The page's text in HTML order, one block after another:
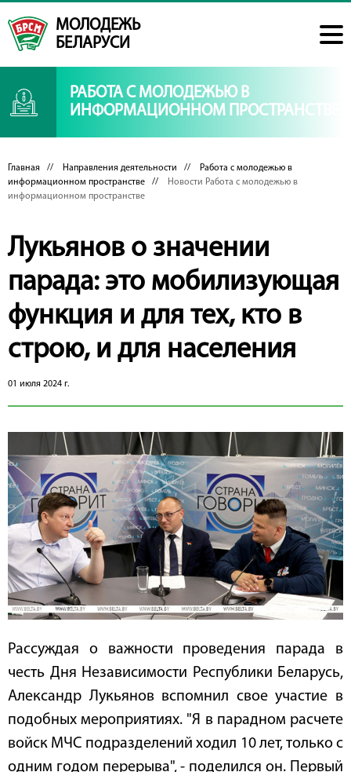
МОЛОДЕЖЬ
БЕЛАРУСИ
РАБОТА С МОЛОДЕЖЬЮ В
ИНФОРМАЦИОННОМ ПРОСТРАНСТВЕ
Главная // Направления деятельности //
Работа с молодежью в
информационном пространстве //
Новости Работа с молодежью в
информационном пространстве
Лукьянов о значении
парада: это мобилизующая
функция и для тех, кто в
строю, и для населения
01 июля 2024 г.
Рассуждая о важности проведения парада в
честь Дня Независимости Республики Беларусь,
Александр Лукьянов вспомнил свое участие в
подобных мероприятиях. "Я в парадном расчете
войск МЧС подразделений ходил 10 лет, только с
одним годом перерыва", - поделился он. Первый